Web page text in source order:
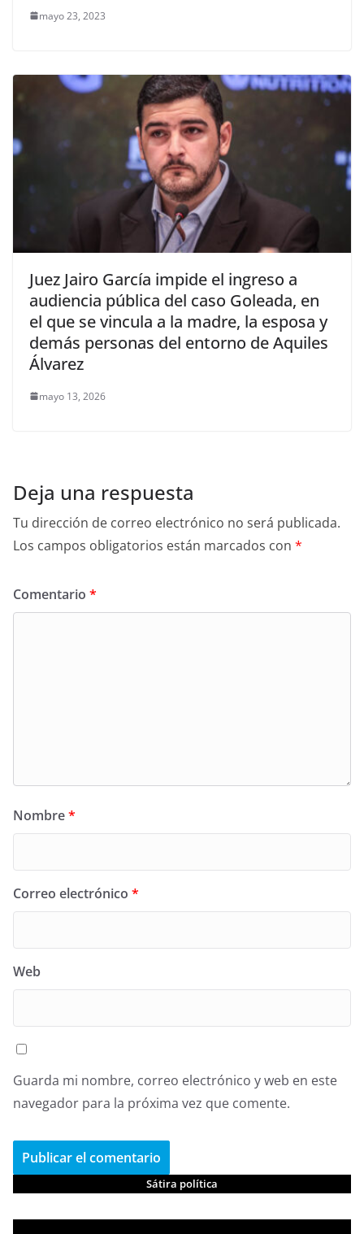
mayo 23, 2023
Juez Jairo García impide el ingreso a
audiencia pública del caso Goleada, en
el que se vincula a la madre, la esposa y
demás personas del entorno de Aquiles
Álvarez
mayo 13, 2026
Deja una respuesta
Tu dirección de correo electrónico no será publicada.
Los campos obligatorios están marcados con *
Comentario *
Nombre*
Correo electrónico *
Web
Guarda mi nombre, correo electrónico y web en este
navegador para la próxima vez que comente.
Sátira política